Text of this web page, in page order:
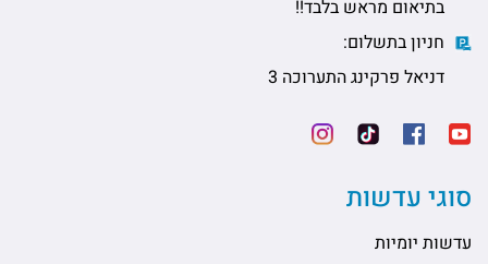
בתיאום מראש בלבד!!
חניון בתשלום:
דניאל פרקינג התערוכה 3
סוגי עדשות
עדשות יומיות